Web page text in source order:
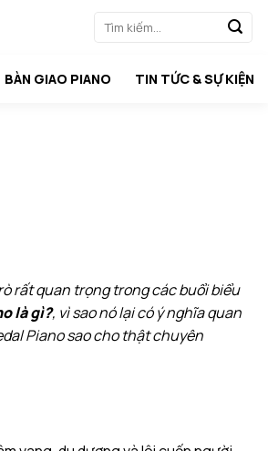
Tìm
BÀN GIAO PIANO TIN TỨC & SỰ KIỆN
rất quan trọng trong các buổi biểu
là gì?, vì sao nó lại có ý nghĩa quan
Piano sao cho thật chuyên